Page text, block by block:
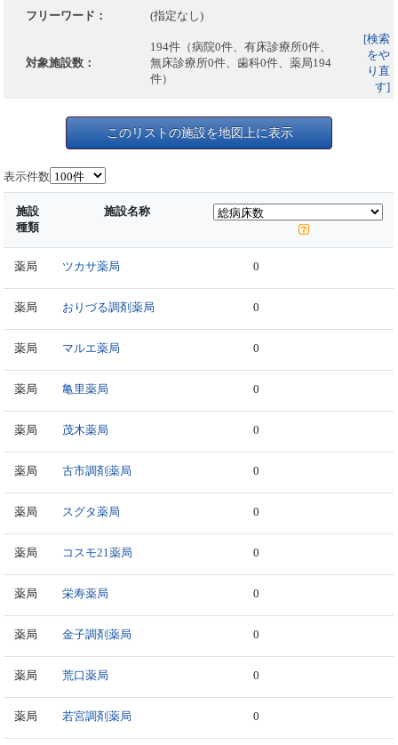
フリーワード： (指定なし)
対象施設数：
194件（病院0件、有床診療所0件、
無床診療所0件、歯科0件、薬局194
件）
[検索
をや
り直
す]
このリストの施設を地図上に表示
表示件数
施設
種類
施設名称
薬局 ツカサ薬局 0
薬局 おりづる調剤薬局 0
薬局 マルエ薬局 0
薬局 亀里薬局 0
薬局 茂木薬局 0
薬局 古市調剤薬局 0
薬局 スグタ薬局 0
薬局 コスモ21薬局 0
薬局 栄寿薬局 0
薬局 金子調剤薬局 0
薬局 荒口薬局 0
薬局 若宮調剤薬局 0